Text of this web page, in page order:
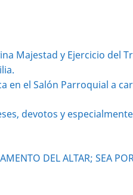
Majestad y Ejercicio del
en el Salón Parroquial a
devotos y
DEL ALTAR; SEA